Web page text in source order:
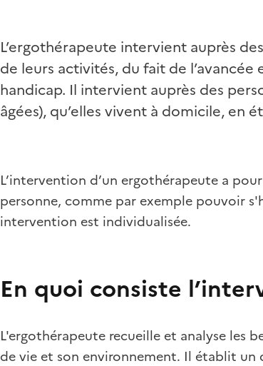
L’ergothérapeute intervient auprès
de leurs activités, du fait de l’avancée
handicap. Il intervient auprès des
âgées), qu’elles vivent à domicile, en
L’intervention d’un ergothérapeute a
personne, comme par exemple pouvoir
intervention est individualisée.
En quoi consiste
L'ergothérapeute recueille et analyse les
de vie et son environnement. Il établit un